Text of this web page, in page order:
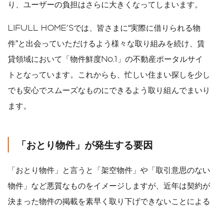
り、ユーザーの負担はさらに大きくなってしまいます。
LIFULL HOME'Sでは、皆さまに“実際に借りられる物
件”と出会っていただけるよう様々な取り組みを続け、賃
貸領域において「物件鮮度No.1」の不動産ポータルサイ
トとなっています。これからも、忙しい住まい探しを少し
でも安心でスムーズなものにできるよう取り組んでまいり
ます。
「おとり物件」が発生する要因
「おとり物件」と言うと「架空物件」や「取引意思のない
物件」など悪質なものをイメージしますが、近年は契約が
決まった物件の掲載を素早く取り下げできないことによる